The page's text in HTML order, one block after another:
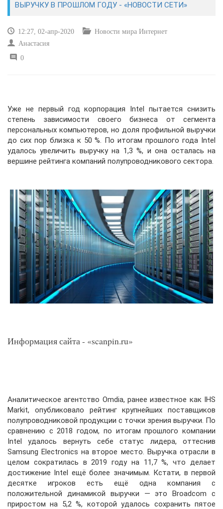
ВЫРУЧКУ В ПРОШЛОМ ГОДУ - «НОВОСТИ СЕТИ»
12:27, 02-апр-2020
Новости мира Интернет
Анастасия
0
Уже не первый год корпорация Intel пытается снизить
степень зависимости своего бизнеса от сегмента
персональных компьютеров, но доля профильной выручки
до сих пор близка к 50 %. По итогам прошлого года Intel
удалось увеличить выручку на 1,3 %, и она осталась на
вершине рейтинга компаний полупроводникового сектора.
Информация сайта - «scanpin.ru»
Аналитическое агентство Omdia, ранее известное как IHS
Markit, опубликовало рейтинг крупнейших поставщиков
полупроводниковой продукции с точки зрения выручки. По
сравнению с 2018 годом, по итогам прошлого компании
Intel удалось вернуть себе статус лидера, оттеснив
Samsung Electronics на второе место. Выручка отрасли в
целом сократилась в 2019 году на 11,7 %, что делает
достижение Intel ещё более значимым. Кстати, в первой
десятке игроков есть ещё одна компания с
положительной динамикой выручки — это Broadcom с
приростом на 5,2 %, которой удалось сохранить пятое